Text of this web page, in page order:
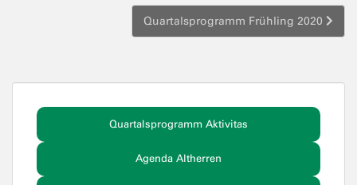
Quartalsprogramm Frühling 2020
Quartalsprogramm Aktivitas
Agenda Altherren